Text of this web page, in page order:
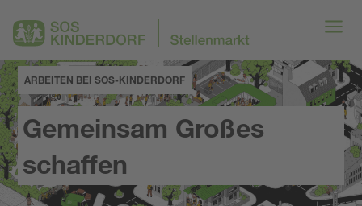
ARBEITEN BEI SOS-KINDERDORF
Gemeinsam Großes
schaffen